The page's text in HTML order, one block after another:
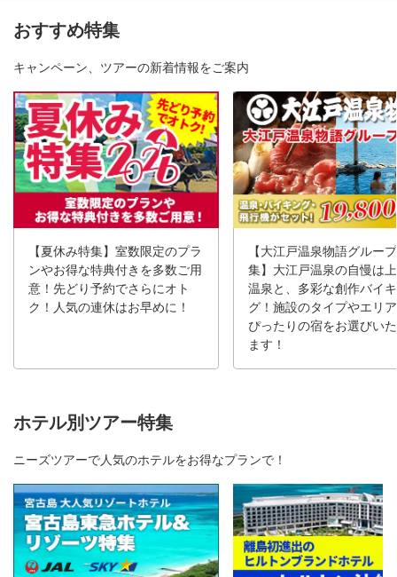
おすすめ特集
キャンペーン、ツアーの新着情報をご案内
【夏休み特集】室数限定のプラ
ンやお得な特典付きを多数ご用
意！先どり予約でさらにオト
ク！人気の連休はお早めに！
【大江戸温泉物語グルー
集】大江戸温泉の自慢は
温泉と、多彩な創作バイ
グ！施設のタイプやエリ
ぴったりの宿をお選びい
ます！
ホテル別ツアー特集
ニーズツアーで人気のホテルをお得なプランで！